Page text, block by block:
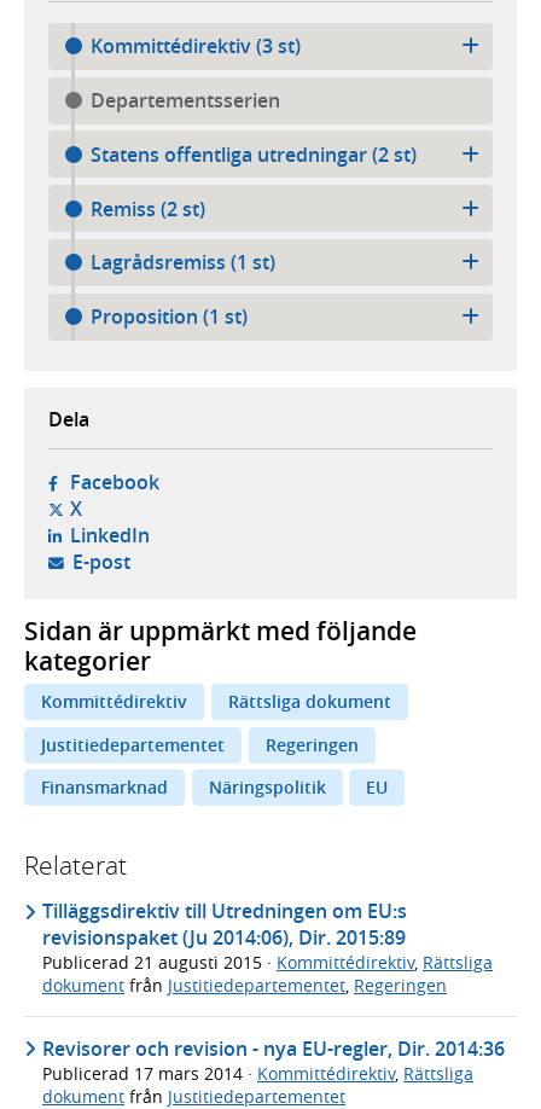
Kommittédirektiv (3 st)
Departementsserien
Statens offentliga utredningar (2 st)
Remiss (2 st)
Lagrådsremiss (1 st)
Proposition (1 st)
Dela
Facebook- öppnas i ny flik, extern webbplats,
X- öppnas i ny flik, extern webbplats,
LinkedIn- öppnas i ny flik, extern webbplats,
E-post- öppnar din e-postklient,
Sidan är uppmärkt med följande
kategorier
Kommittédirektiv
Rättsliga dokument
Justitiedepartementet
Regeringen
Finansmarknad
Näringspolitik EU
Relaterat
Tilläggsdirektiv till Utredningen om EU:s
revisionspaket (Ju 2014:06), Dir. 2015:89
Publicerad 21 augusti 2015 · Kommittédirektiv, Rättsliga
dokument från Justitiedepartementet, Regeringen
Revisorer och revision - nya EU-regler, Dir. 2014:36
Publicerad 17 mars 2014 · Kommittédirektiv, Rättsliga
dokument från Justitiedepartementet